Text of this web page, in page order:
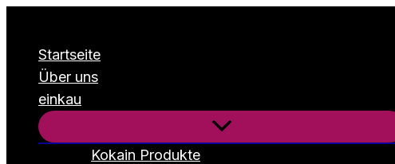
springen
Startseite
Über uns
einkau
Kokain Produkte